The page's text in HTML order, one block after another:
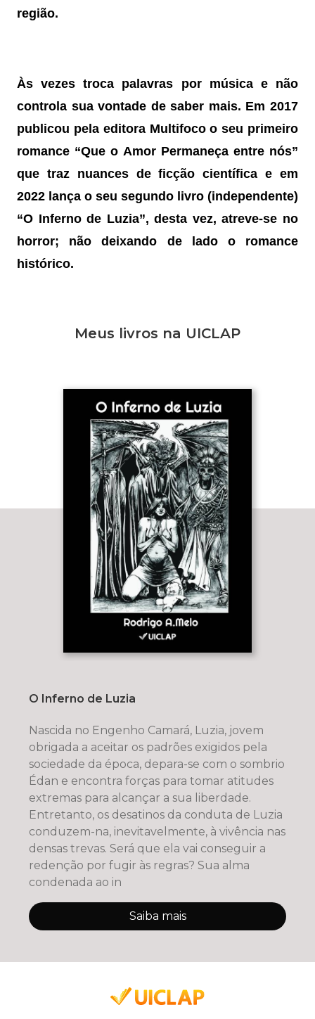
região.
Às vezes troca palavras por música e não
controla sua vontade de saber mais. Em 2017
publicou pela editora Multifoco o seu primeiro
romance “Que o Amor Permaneça entre nós”
que traz nuances de ficção científica e em
2022 lança o seu segundo livro (independente)
“O Inferno de Luzia”, desta vez, atreve-se no
horror; não deixando de lado o romance
histórico.
Meus livros na UICLAP
O Inferno de Luzia
Nascida no Engenho Camará, Luzia, jovem
obrigada a aceitar os padrões exigidos pela
sociedade da época, depara-se com o sombrio
Édan e encontra forças para tomar atitudes
extremas para alcançar a sua liberdade.
Entretanto, os desatinos da conduta de Luzia
conduzem-na, inevitavelmente, à vivência nas
densas trevas. Será que ela vai conseguir a
redenção por fugir às regras? Sua alma
condenada ao in
Saiba mais